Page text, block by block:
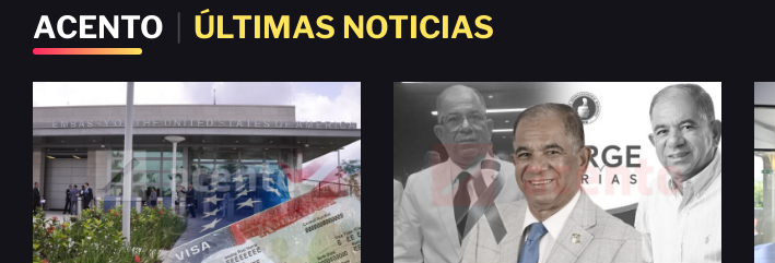
ACENTO ÚLTIMAS NOTICIAS